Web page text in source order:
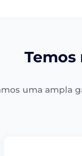
Temos
uma ampla